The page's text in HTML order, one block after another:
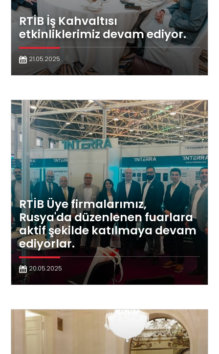
RTİB İş Kahvaltısı
etkinliklerimiz devam ediyor.
21.05.2025
RTİB Üye firmalarımız,
Rusya'da düzenlenen fuarlara
aktif şekilde katılmaya devam
ediyorlar.
20.05.2025